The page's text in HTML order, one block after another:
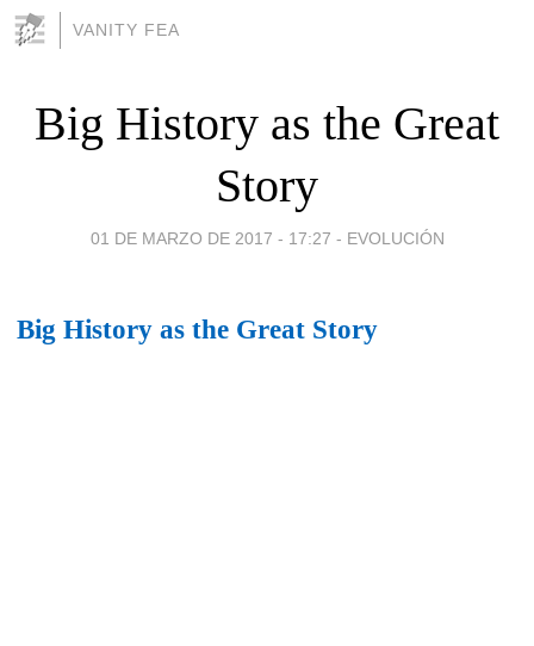
VANITY FEA
Big History as the Great
Story
01 DE MARZO DE 2017 - 17:27 - EVOLUCIÓN
Big History as the Great Story